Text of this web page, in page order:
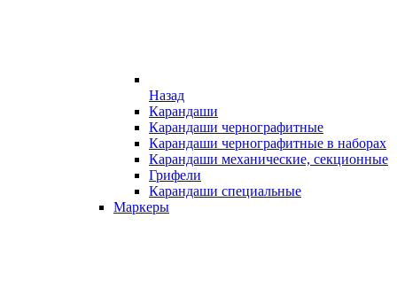
Назад
Карандаши
Карандаши чернографитные
Карандаши чернографитные в наборах
Карандаши механические, секционные
Грифели
Карандаши специальные
Маркеры